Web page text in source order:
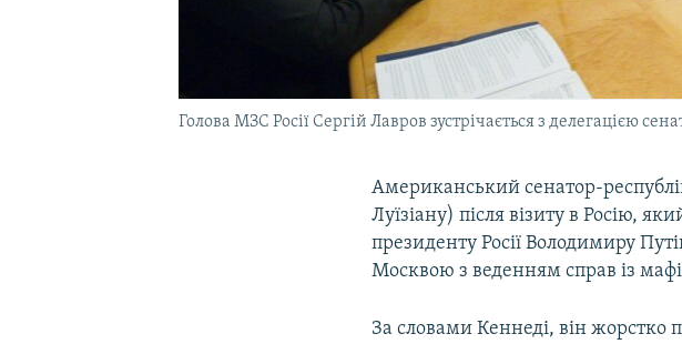
Голова МЗС Росії Сергій Лавров зустрічається з делегацією
Американський сенатор-
Луїзіану) після візиту в Росію,
президенту Росії Володимиру
Москвою з веденням справ із
За словами Кеннеді, він жорстко